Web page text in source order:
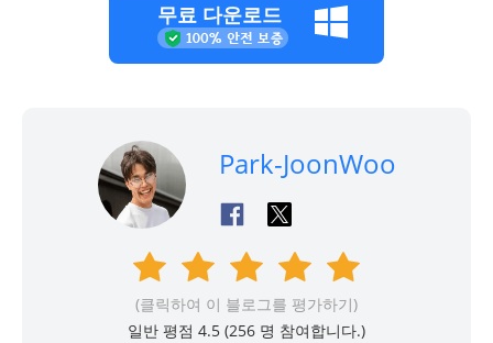
무료 다운로드
Park-JoonWoo
(클릭하여 이 블로그를 평가하기)
일반 평점 4.5 (256 명 참여합니다.)